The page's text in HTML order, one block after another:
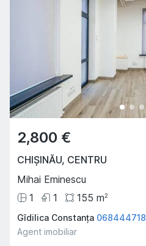
2,800 €
CHIȘINĂU, CENTRU
Mihai Eminescu
1
1 155 m2
Gîdilica Constanța 068444718
Agent imobiliar